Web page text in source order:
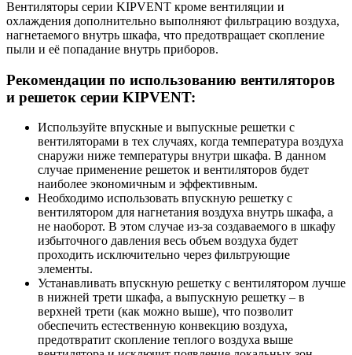
Вентиляторы серии KIPVENT кроме вентиляции и
охлаждения дополнительно выполняют фильтрацию воздуха,
нагнетаемого внутрь шкафа, что предотвращает скопление
пыли и её попадание внутрь приборов.
Рекомендации по использованию вентиляторов
и решеток серии KIPVENT:
Используйте впускные и выпускные решетки с
вентиляторами в тех случаях, когда температура воздуха
снаружи ниже температуры внутри шкафа. В данном
случае применение решеток и вентиляторов будет
наиболее экономичным и эффективным.
Необходимо использовать впускную решетку с
вентилятором для нагнетания воздуха внутрь шкафа, а
не наоборот. В этом случае из-за создаваемого в шкафу
избыточного давления весь объем воздуха будет
проходить исключительно через фильтрующие
элементы.
Устанавливать впускную решетку с вентилятором лучше
в нижней трети шкафа, а выпускную решетку – в
верхней трети (как можно выше), что позволит
обеспечить естественную конвекцию воздуха,
предотвратит скопление теплого воздуха выше